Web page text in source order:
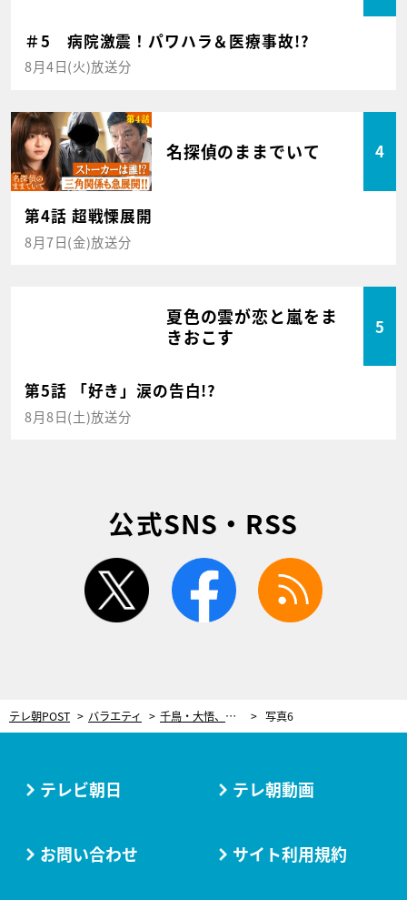
＃5 病院激震！パワハラ＆医療事故!?
8月4日(火)放送分
名探偵のままでいて 4
第4話 超戦慄展開
8月7日(金)放送分
夏色の雲が恋と嵐をま
きおこす
5
第5話 「好き」涙の告白!?
8月8日(土)放送分
公式SNS・RSS
twitter facebook
テレ朝POST バラエティ 千鳥・大悟、ひとりキャンプでワイルドな才能が大爆発！女性陣もくぎ付け「かっこいい！」 写真6
テレビ朝日 テレ朝動画
お問い合わせ サイト利用規約